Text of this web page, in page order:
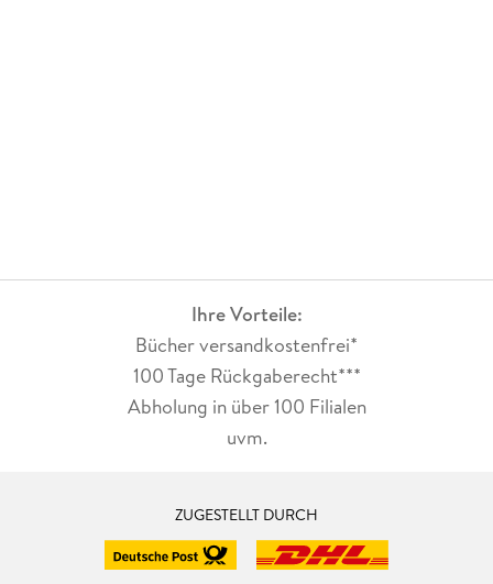
Ihre Vorteile:
Bücher versandkostenfrei*
100 Tage Rückgaberecht***
Abholung in über 100 Filialen
uvm.
ZUGESTELLT DURCH